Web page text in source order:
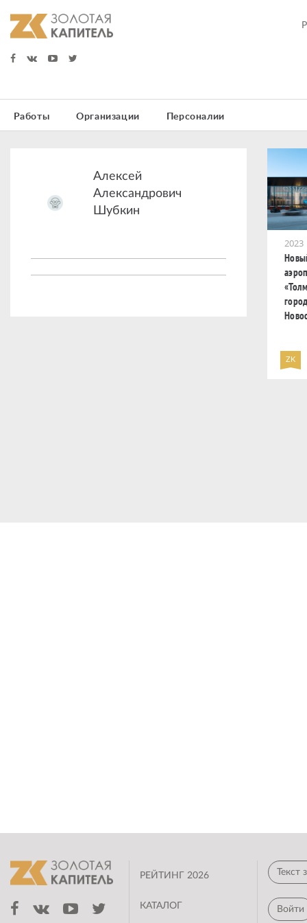
Работы Организации Персоналии
Алексей
Александрович
Шубкин
2023
ZK
РЕЙТИНГ 2026
КАТАЛОГ Войти